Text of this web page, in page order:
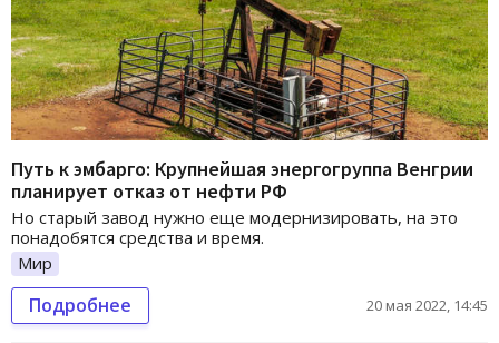
Путь к эмбарго: Крупнейшая энергогруппа Венгрии
планирует отказ от нефти РФ
Но старый завод нужно еще модернизировать, на это
понадобятся средства и время.
Мир
Подробнее 20 мая 2022, 14:45